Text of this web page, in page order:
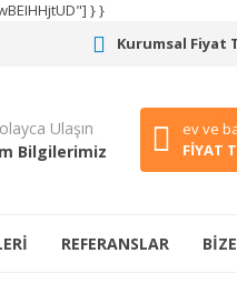
} }
Kurumsal Fiyat
Ulaşın
Bilgilerimiz
ev ve
FİYAT
REFERANSLAR